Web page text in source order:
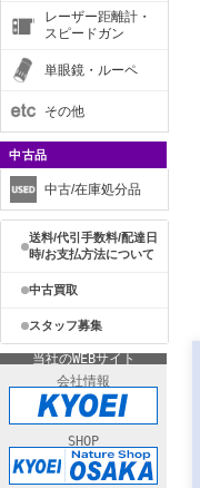
レーザー距離計・
スピードガン
単眼鏡・ルーペ
その他
中古品
中古/在庫処分品
送料/代引手数料/配達日
時/お支払方法について
中古買取
スタッフ募集
当社のWEBサイト
会社情報
SHOP